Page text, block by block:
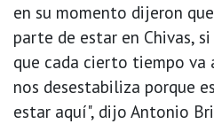
en su momento dijeron
parte de estar en Chivas,
que cada cierto tiempo va
nos desestabiliza porque
estar aquí", dijo Antonio